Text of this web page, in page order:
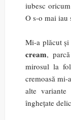
iubesc
O s-o mai iau
Mi-a plăcut și
cream,
mirosul la
cremoasă mi-
alte
înghețate